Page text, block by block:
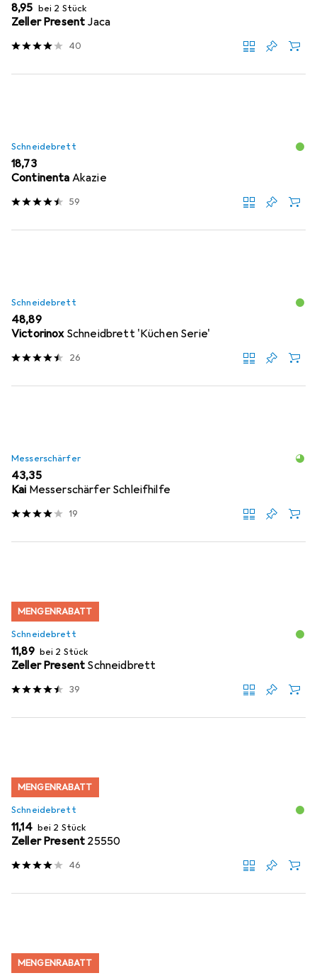
EUR
8,95 bei 2 Stück
Zeller Present Jaca
40
Schneidebrett
EUR
18,73
Continenta Akazie
59
Schneidebrett
EUR
48,89
Victorinox Schneidbrett 'Küchen Serie'
26
Messerschärfer
EUR
43,35
Kai Messerschärfer Schleifhilfe
19
MENGENRABATT
Schneidebrett
EUR
11,89 bei 2 Stück
Zeller Present Schneidbrett
39
MENGENRABATT
Schneidebrett
EUR
11,14 bei 2 Stück
Zeller Present 25550
46
MENGENRABATT